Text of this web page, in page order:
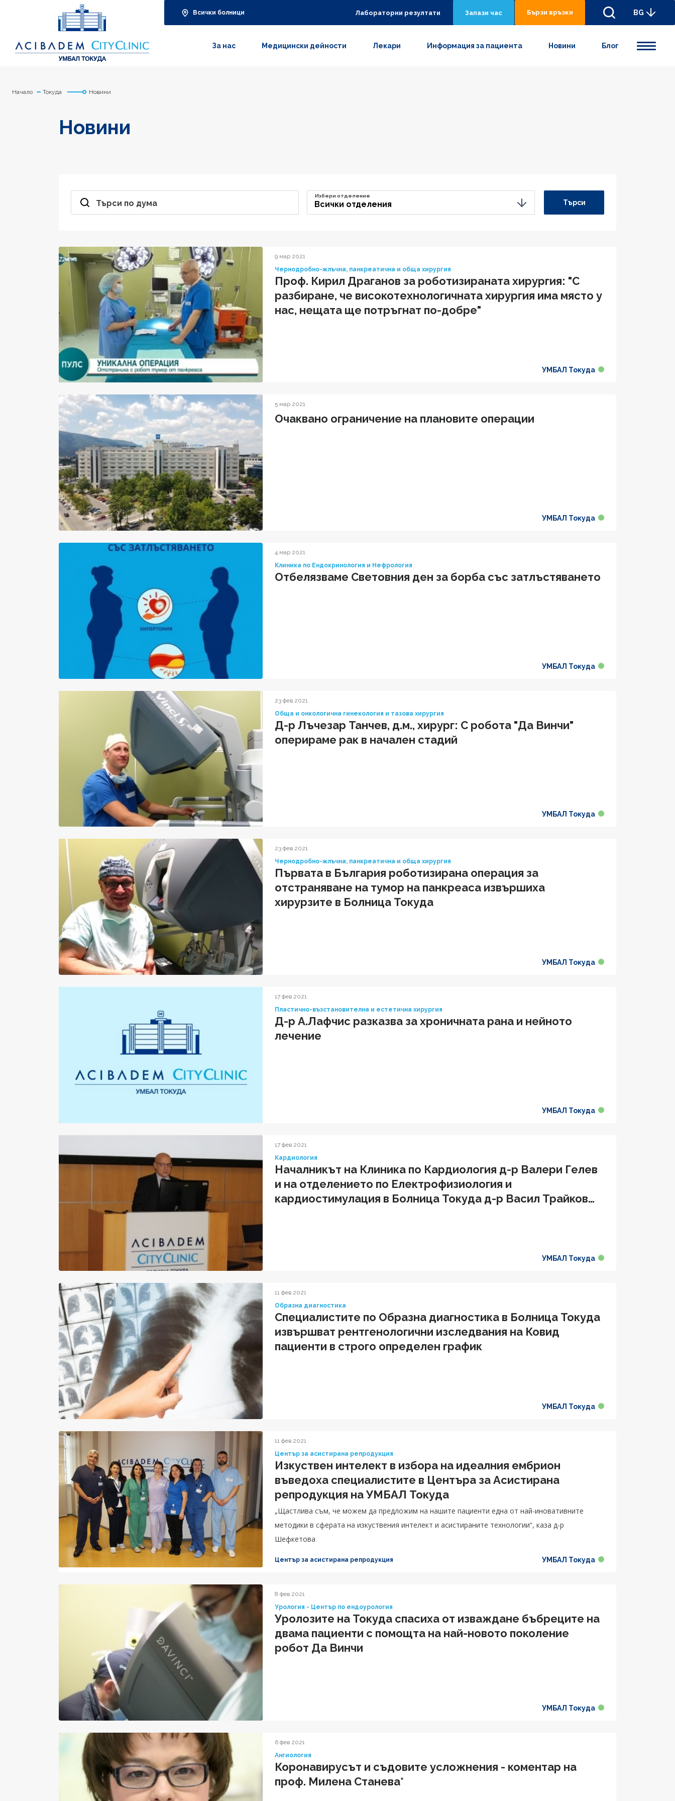
Всички болници Лабораторни резултати Запази час Бързи връзки BG
За нас Медицински дейности Лекари Информация за пациента Новини Блог
Начало Токуда Новини
Новини
Търси по дума Всички отделения
Избери отделение
Търси
9 мар 2021
Чернодробно-жлъчна, панкреатична и обща хирургия
Проф. Кирил Драганов за роботизираната хирургия: "С
разбиране, че високотехнологичната хирургия има място у
нас, нещата ще потръгнат по-добре"
УМБАЛ Токуда
5 мар 2021
Oчаквано ограничение на плановите операции
УМБАЛ Токуда
4 мар 2021
Клиника по Ендокринология и Нефрология
Отбелязваме Световния ден за борба със затлъстяването
УМБАЛ Токуда
23 фев 2021
Обща и онкологична гинекология и тазова хирургия
Д-р Лъчезар Танчев, д.м., хирург: С робота "Да Винчи"
оперираме рак в начален стадий
УМБАЛ Токуда
23 фев 2021
Чернодробно-жлъчна, панкреатична и обща хирургия
Първата в България роботизирана операция за
отстраняване на тумор на панкреаса извършиха
хирурзите в Болница Токуда
УМБАЛ Токуда
17 фев 2021
Пластично-възстановителна и естетична хирургия
Д-р А.Лафчис разказва за хроничната рана и нейното
лечение
УМБАЛ Токуда
17 фев 2021
Кардиология
Началникът на Клиника по Кардиология д-р Валери Гелев
и на отделението по Електрофизиология и
кардиостимулация в Болница Токуда д-р Васил Трайков
УМБАЛ Токуда
11 фев 2021
Образна диагностика
Специалистите по Образна диагностика в Болница Токуда
извършват рентгенологични изследвания на Ковид
пациенти в строго определен график
УМБАЛ Токуда
11 фев 2021
Център за асистирана репродукция
Изкуствен интелект в избора на идеалния ембрион
въведоха специалистите в Центъра за Асистирана
репродукция на УМБАЛ Токуда
„Щастлива съм, че можем да предложим на нашите пациенти една от най-иновативните
методики в сферата на изкуствения интелект и асистираните технологии“, каза д-р
Център за асистирана репродукция УМБАЛ Токуда
8 фев 2021
Урология - Център по ендоурология
Уролозите на Токуда спасиха от изваждане бъбреците на
двама пациенти с помощта на най-новото поколение
робот Да Винчи
УМБАЛ Токуда
6 фев 2021
Ангиология
Коронавирусът и съдовите усложнения - коментар на
проф. Милена Станева*